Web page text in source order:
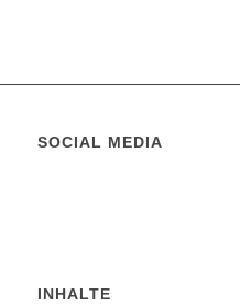
SOCIAL MEDIA
INHALTE